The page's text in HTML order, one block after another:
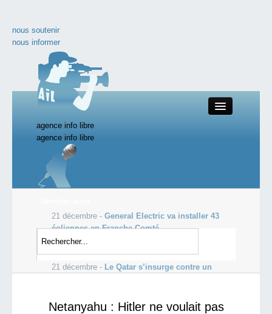
nous soutenir
nous informer
agence info libre
Close
Productions AIL
Actualité
nos documentaires
agence info libre
21 décembre - General Electric va installer 43
éoliennes en Franche-Comté
21 décembre -
détecteurs d’explosifs
21 décembre - Le Qatar s’insurge contre un
Netanyahu : Hitler ne voulait pas